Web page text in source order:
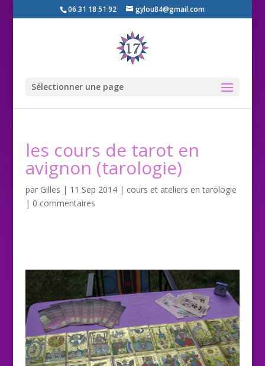
06 31 18 51 92 gylou84@gmail.com
Sélectionner une page
les cours de tarot en
avignon (tarologie)
par Gilles | 11 Sep 2014| cours et ateliers en tarologie
| 0 commentaires